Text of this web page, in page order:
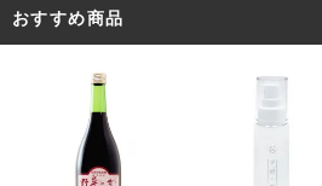
おすすめ商品